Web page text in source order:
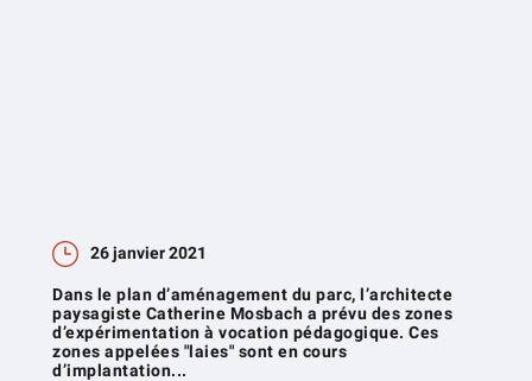
26 janvier 2021
Dans le plan d’aménagement du parc, l’architecte
paysagiste Catherine Mosbach a prévu des zones
d’expérimentation à vocation pédagogique. Ces
zones appelées "laies" sont en cours
d’implantation...